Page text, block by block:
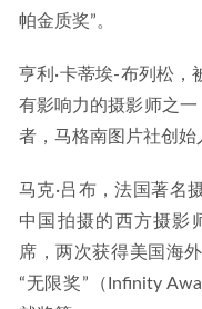
帕金质奖”。
亨利·卡蒂埃-布列松，
有影响力的摄影师之一
者，马格南图片社创始
马克·吕布，法国著名
中国拍摄的西方摄影
席，两次获得美国海
“无限奖”（Infinity